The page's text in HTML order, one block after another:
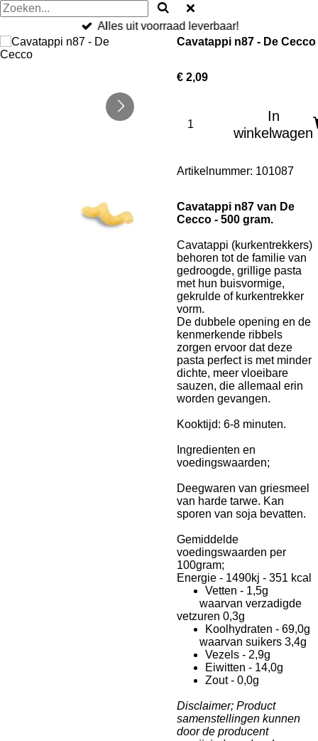
Alles uit voorraad leverbaar!
Cavatappi n87 - De Cecco
€ 2,09
In
winkelwagen
Artikelnummer: 101087
Cavatappi n87 van De
Cecco - 500 gram.
Cavatappi (kurkentrekkers)
behoren tot de familie van
gedroogde, grillige pasta
met hun buisvormige,
gekrulde of kurkentrekker
vorm.
De dubbele opening en de
kenmerkende ribbels
zorgen ervoor dat deze
pasta perfect is met minder
dichte, meer vloeibare
sauzen, die allemaal erin
worden gevangen.
Kooktijd: 6-8 minuten.
Ingredienten en
voedingswaarden;
Deegwaren van griesmeel
van harde tarwe. Kan
sporen van soja bevatten.
Gemiddelde
voedingswaarden per
100gram;
Energie - 1490kj - 351 kcal
Vetten - 1,5g
waarvan verzadigde
vetzuren 0,3g
Koolhydraten - 69,0g
waarvan suikers 3,4g
Vezels - 2,9g
Eiwitten - 14,0g
Zout - 0,0g
Disclaimer; Product
samenstellingen kunnen
door de producent